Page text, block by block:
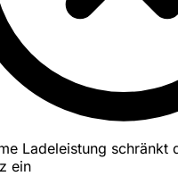
Ladeleistung schränkt
ein